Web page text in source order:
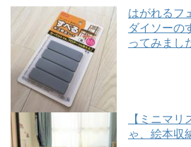
はがれるフ
ダイソーの
ってみまし
【ミニマ
ゃ、絵本収